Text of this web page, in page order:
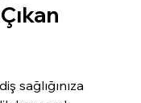
sağlığınıza